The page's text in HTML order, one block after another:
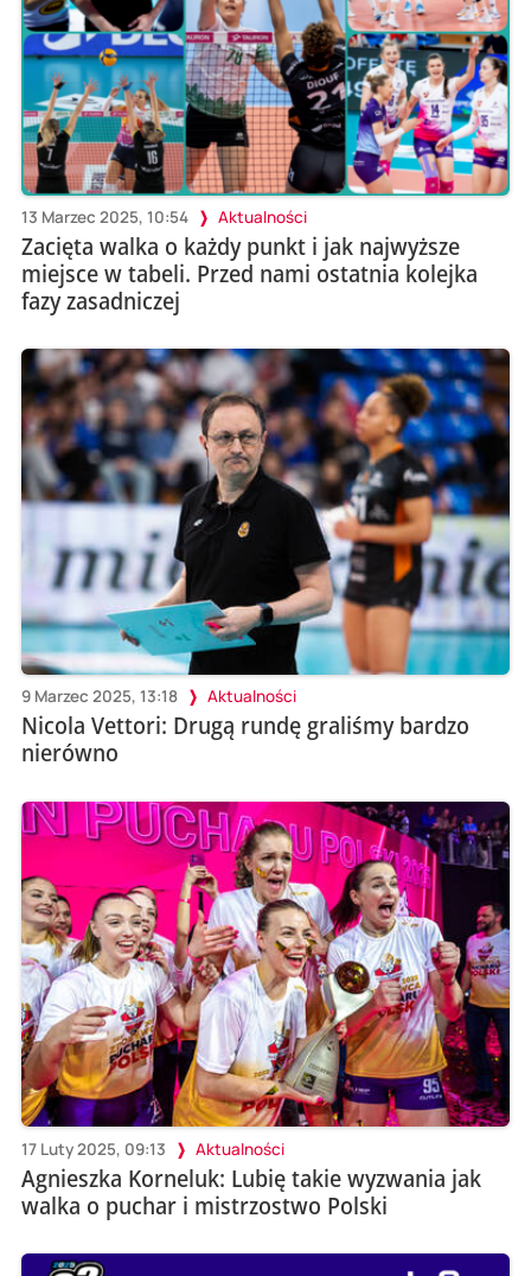
13 Marzec 2025, 10:54 Aktualności
Zacięta walka o każdy punkt i jak najwyższe
miejsce w tabeli. Przed nami ostatnia kolejka
fazy zasadniczej
9 Marzec 2025, 13:18 Aktualności
Nicola Vettori: Drugą rundę graliśmy bardzo
nierówno
17 Luty 2025, 09:13 Aktualności
Agnieszka Korneluk: Lubię takie wyzwania jak
walka o puchar i mistrzostwo Polski